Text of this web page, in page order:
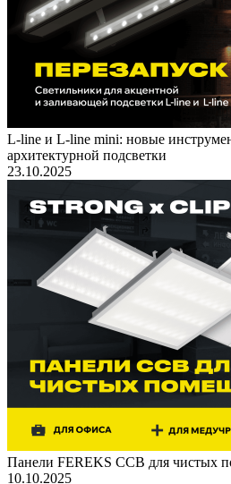
L-line и L-line mini: новые
архитектурной подсветки
23.10.2025
Панели FEREKS ССВ для чистых
10.10.2025